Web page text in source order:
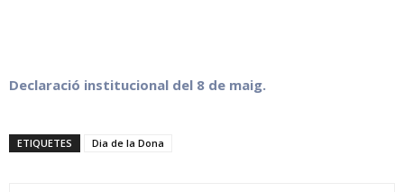
Declaració institucional del 8 de maig.
ETIQUETES Dia de la Dona